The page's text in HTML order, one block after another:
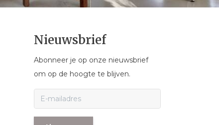
Nieuwsbrief
Abonneer je op onze nieuwsbrief
om op de hoogte te blijven.